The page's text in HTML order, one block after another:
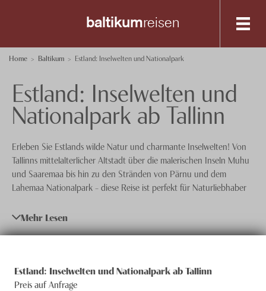
baltikumreisen
Destinationen
Riga
Tallinn
Spezialisten-Team
+41 56 200 19 00
Anfrage senden
Über uns
Feedback
Nachhaltigkeit
Knecht Gruppe
knecht reisen
Home Baltikum Estland: Inselwelten und Nationalpark
Estland: Inselwelten und
Nationalpark ab Tallinn
Erleben Sie Estlands wilde Natur und charmante Inselwelten! Von
Tallinns mittelalterlicher Altstadt über die malerischen Inseln Muhu
und Saaremaa bis hin zu den Stränden von Pärnu und dem
Lahemaa Nationalpark – diese Reise ist perfekt für Naturliebhaber
entdecken möchten.
Mehr Lesen
Estland: Inselwelten und Nationalpark ab Tallinn
Preis auf Anfrage